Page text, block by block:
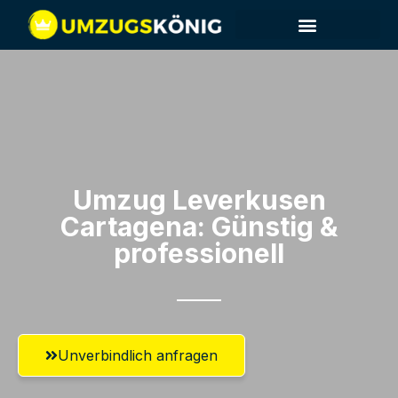
Umzug Leverkusen​
Cartagena: Günstig &
professionell​
Unverbindlich anfragen